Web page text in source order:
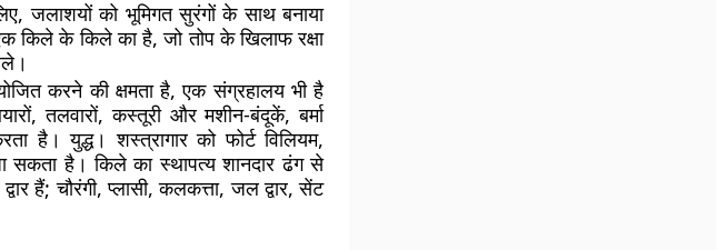
जलाशयों को भूमिगत सुरंगों के साथ बनाया
किले के किले का है, जो तोप के खिलाफ रक्षा
करने की क्षमता है, एक संग्रहालय भी है
तलवारों, कस्तूरी और मशीन-बंदूकें, बर्मा
है। युद्ध। शस्त्रागार को फोर्ट विलियम,
है। किले का स्थापत्य शानदार ढंग से
हैं; चौरंगी, प्लासी, कलकत्ता, जल द्वार, सेंट